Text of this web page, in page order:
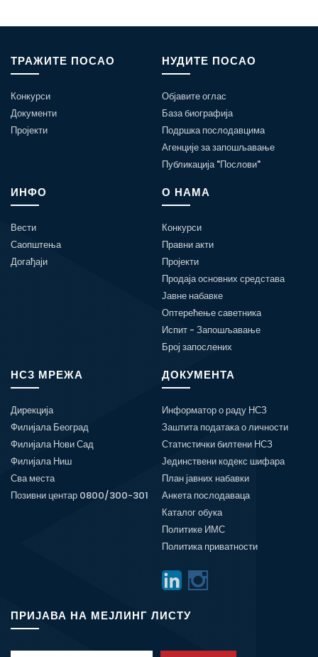
ТРАЖИТЕ ПОСАО
Конкурси
Документи
Пројекти
НУДИТЕ ПОСАО
Објавите оглас
База биографија
Подршка послодавцима
Агенције за запошљавање
Публикација "Послови"
ИНФО
Вести
Саопштења
Догађаји
О НАМА
Конкурси
Правни акти
Пројекти
Продаја основних средстава
Јавне набавке
Оптерећење саветника
Испит - Запошљавање
Број запослених
НСЗ МРЕЖА
Дирекција
Филијала Београд
Филијала Нови Сад
Филијала Ниш
Сва места
Позивни центар 0800/300-301
ДОКУМЕНТА
Информатор о раду НСЗ
Заштита података о личности
Статистички билтени НСЗ
Јединствени кодекс шифара
План јавних набавки
Анкета послодаваца
Каталог обука
Политике ИМС
Политика приватности
ПРИЈАВА НА МЕЈЛИНГ ЛИСТУ